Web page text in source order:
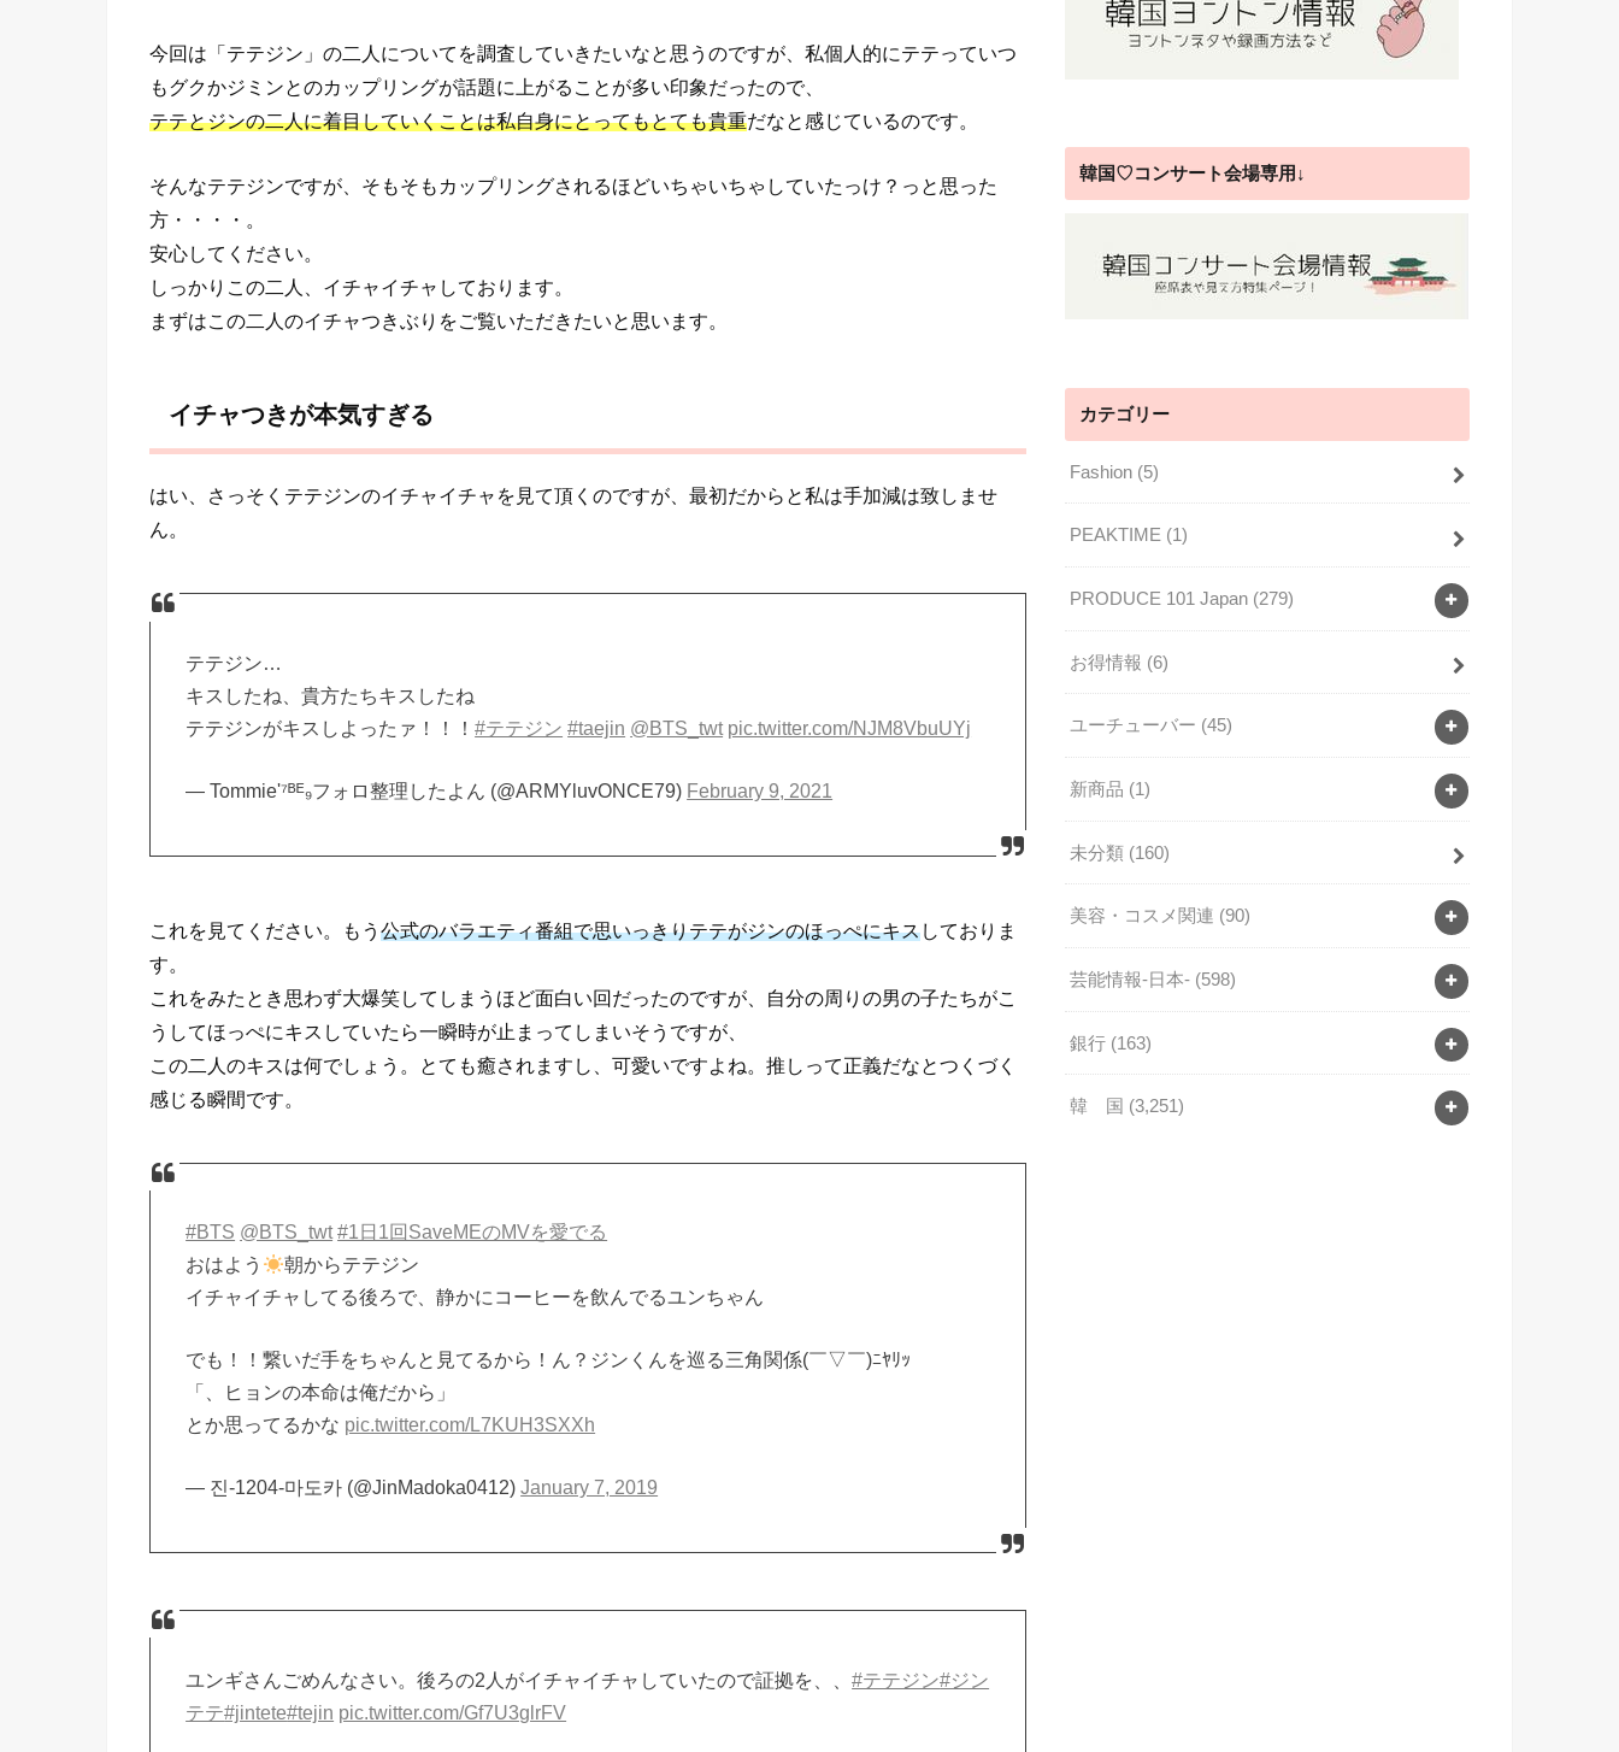
今回は「テテジン」の二人についてを調査していきたいなと思うのですが、私個人的にテテっていつ
もグクかジミンとのカップリングが話題に上がることが多い印象だったので、
テテとジンの二人に着目していくことは私自身にとってもとても貴重だなと感じているのです。
そんなテテジンですが、そもそもカップリングされるほどいちゃいちゃしていたっけ？っと思った
方・・・・。
安心してください。
しっかりこの二人、イチャイチャしております。
まずはこの二人のイチャつきぶりをご覧いただきたいと思います。
イチャつきが本気すぎる
はい、さっそくテテジンのイチャイチャを見て頂くのですが、最初だからと私は手加減は致しませ
ん。
テテジン…
キスしたね、貴方たちキスしたね
テテジンがキスしよったァ！！！#テテジン #taejin @BTS_twt pic.twitter.com/NJM8VbuUYj
— Tommie'⁷ᴮᴱ₉フォロ整理したよん (@ARMYluvONCE79) February 9, 2021
これを見てください。もう 公式のバラエティ番組で思いっきりテテがジンのほっぺにキスしておりま
す。
これをみたとき思わず大爆笑してしまうほど面白い回だったのですが、自分の周りの男の子たちがこ
うしてほっぺにキスしていたら一瞬時が止まってしまいそうですが、
この二人のキスは何でしょう。とても癒されますし、可愛いですよね。推しって正義だなとつくづく
感じる瞬間です。
#BTS @BTS_twt #1日1回SaveMEのMVを愛でる
おはよう
朝からテテジン
イチャイチャしてる後ろで、静かにコーヒーを飲んでるユンちゃん
でも！！繋いだ手をちゃんと見てるから！ん？ジンくんを巡る三角関係(￣▽￣)ﾆﾔﾘｯ
「、ヒョンの本命は俺だから」
とか思ってるかな pic.twitter.com/L7KUH3SXXh
— 진-1204-마도카 (@JinMadoka0412)January 7, 2019
ユンギさんごめんなさい。後ろの2人がイチャイチャしていたので証拠を、、#テテジン#ジン
テテ#jintete#tejin pic.twitter.com/Gf7U3glrFV
韓国♡コンサート会場専用↓
カテゴリー
Fashion (5)
PEAKTIME (1)
PRODUCE 101 Japan (279)
お得情報 (6)
ユーチューバー (45)
新商品 (1)
未分類 (160)
美容・コスメ関連 (90)
芸能情報-日本- (598)
銀行 (163)
韓 国 (3,251)